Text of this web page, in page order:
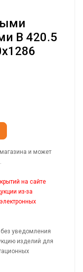
B 420.5
и может
на сайте
из-за
уведомления
изделий для